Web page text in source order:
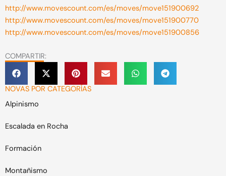
http://www.movescount.com/es/moves/move151900692
http://www.movescount.com/es/moves/move151900770
http://www.movescount.com/es/moves/move151900856
COMPARTIR:
NOVAS POR CATEGORÍAS
Alpinismo
Escalada en Rocha
Formación
Montañismo